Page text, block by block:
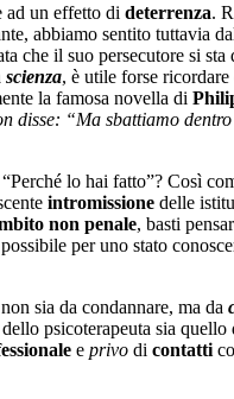
ad un effetto di deterrenza.
abbiamo sentito tuttavia
che il suo persecutore si
scienza, è utile forse
la famosa novella di
disse: “Ma sbattiamo
lo hai fatto”? Così
intromissione delle
non penale, basti
per uno stato
sia da condannare, ma da
psicoterapeuta sia quello
e privo di contatti